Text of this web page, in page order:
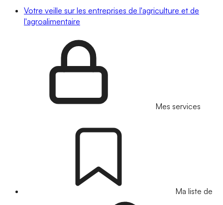
Votre veille sur les entreprises de l'agriculture et de
l'agroalimentaire
Mes services
Ma liste de